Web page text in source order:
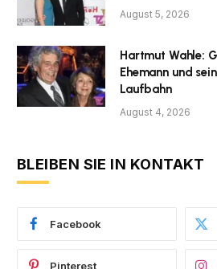
August 5, 2026
Hartmut Wahle:
Ehemann und
Laufbahn
August 4, 2026
BLEIBEN SIE IN KONTAKT
Facebook
Pinterest